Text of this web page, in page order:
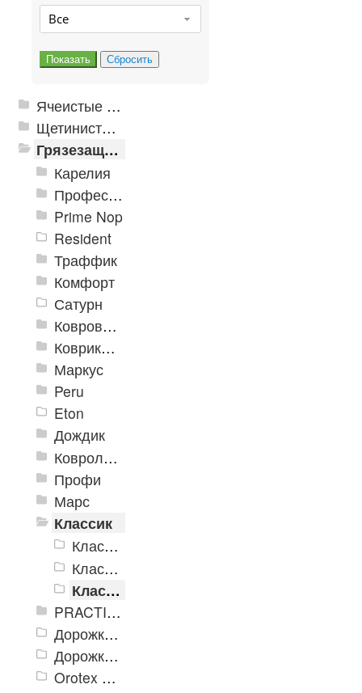
Все
Ячеистые грязезащитные покрытия
Щетинистые покрытия
Грязезащитные, влаговпитывающие покрытия
Карелия
Профессиональные грязезащитные ковры AntiSplash Carpet
Prime Nop
Resident
Траффик
Комфорт
Сатурн
Ковровое покрытие "Цикада"
Коврики «Heavy» на резиновой подложке
Маркус
Peru
Eton
Дождик
Ковролиновые дорожки «Rekord»
Профи
Марс
Классик
Классик коричневый
Классик серый
Классик черный
PRACTICAL
Дорожка влаговпитывающая Лидер XL
Дорожки «Фаворит»
Orotex GIN